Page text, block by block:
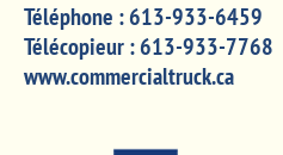
Téléphone :613-933-6459
Télécopieur :613-933-7768
www.commercialtruck.ca